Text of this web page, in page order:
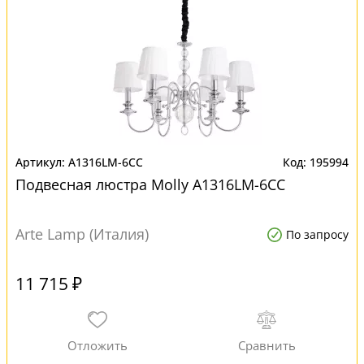
A1316LM-6CC 195994
Подвесная люстра Molly A1316LM-6CC
Arte Lamp (Италия) По запросу
11 715 ₽